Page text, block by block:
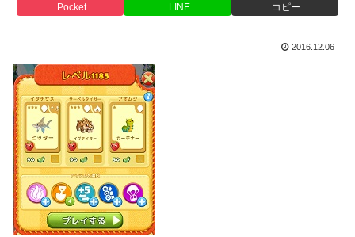
Pocket LINE コピー
2016.12.06